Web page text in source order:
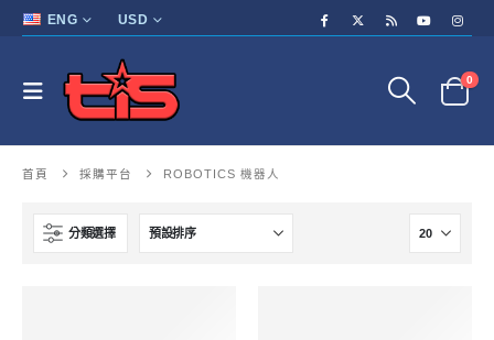
ENG USD
0
首頁 採購平台 ROBOTICS 機器人
分類選擇